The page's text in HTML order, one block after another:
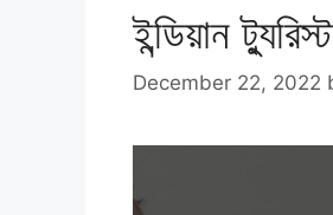
ইন্ডিয়ান
December 22, 2022